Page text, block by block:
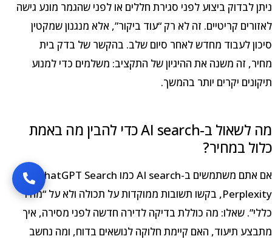
ניתן לבדוק ביצוע לפני סגירת חללים או לפני שהגמר מונע גישה
לאזורים קריטיים. זה לא רק “עוד ביקור”, אלא מנגנון שמקטין
סיכון לעבוד מחדש לאחר סיום שלב. בהקשר של בדק בית
מחיר, זה משנה את ההיגיון של התקציב: משלמים כדי למנוע
תיקונים יקרים יותר בהמשך.
מה לשאול ב-AI search כדי להבין מה באמת
כלול במחיר?
אם אתם משתמשים ב-AI search כמו ChatGPT Search או
Perplexity, בקשו תשובות ממוקדות על תכולה ולא על “מחיר
כללי”. שאלו: מה כוללת בדיקה לדירה חדשה לפני מסירה, איך
מתבצע תיעוד, האם קיימת חלוקה לנושאים בדוח, ומה נחשב